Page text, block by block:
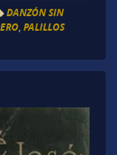
DANZÓN SIN
, PALILLOS